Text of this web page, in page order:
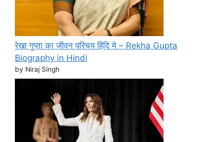
रेखा गुप्ता का जीवन परिचय हिंदि मे – Rekha Gupta
Biography in Hindi
by Niraj Singh